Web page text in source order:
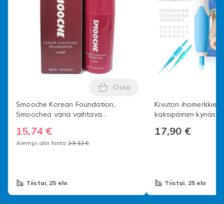
b56e9d44-0612-42ac-89a8-e691db8488df
Tuoteturvallisuustiedot
Smooche Korean Foundation,
Smoochea väriä vaihtava
15,74 €
Aiempi alin hinta 23,12 €
Lisää Smooche Korean
Osta
tiistai, 25 elo
Kivuton ihomerkkien
kaksipäinen
ja tehokas
17,90 €
tiistai, 25 elo